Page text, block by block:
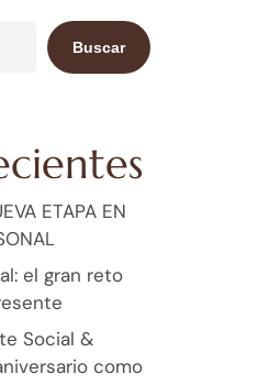
Buscar
ETAPA EN
el gran reto
Social &
como